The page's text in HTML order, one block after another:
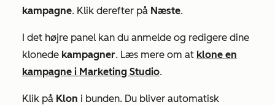
kampagne. Klik derefter på Næste.
I det højre panel kan du anmelde og redigere dine
klonede kampagner. Læs mere om at klone en
kampagne i Marketing Studio.
Klik på Klon i bunden. Du bliver automatisk